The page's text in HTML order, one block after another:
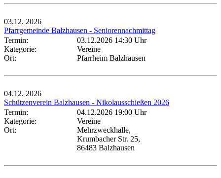
03.12. 2026
Pfarrgemeinde Balzhausen - Seniorennachmittag
Termin:
03.12.2026 14:30 Uhr
Kategorie:
Vereine
Ort:
Pfarrheim Balzhausen
04.12. 2026
Schützenverein Balzhausen - Nikolausschießen 2026
Termin:
04.12.2026 19:00 Uhr
Kategorie:
Vereine
Ort:
Mehrzweckhalle,
Krumbacher Str. 25,
86483 Balzhausen